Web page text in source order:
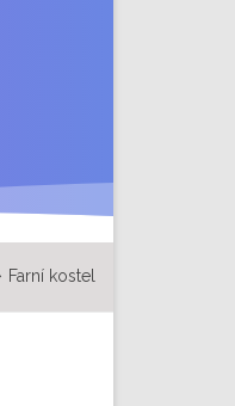
Farní kostel